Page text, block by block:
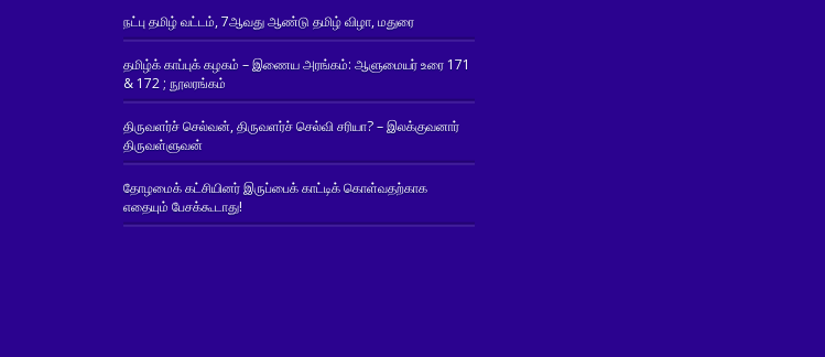
நட்பு தமிழ் வட்டம், 7ஆவது ஆண்டு தமிழ் விழா, மதுரை
தமிழ்க் காப்புக் கழகம் – இணைய அரங்கம்: ஆளுமையர் உரை 171
& 172 ; நூலரங்கம்
திருவளர்ச் செல்வன், திருவளர்ச் செல்வி சரியா? – இலக்குவனார்
திருவள்ளுவன்
தோழமைக் கட்சியினர் இருப்பைக் காட்டிக் கொள்வதற்காக
எதையும் பேசக்கூடாது!